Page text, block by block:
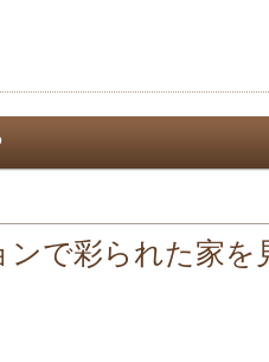
ンで彩られた家を